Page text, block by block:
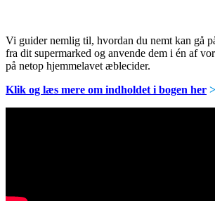
Vi guider nemlig til, hvordan du nemt kan gå
fra dit supermarked og anvende dem i én af
på netop hjemmelavet æblecider.
Klik og læs mere om indholdet i bogen her